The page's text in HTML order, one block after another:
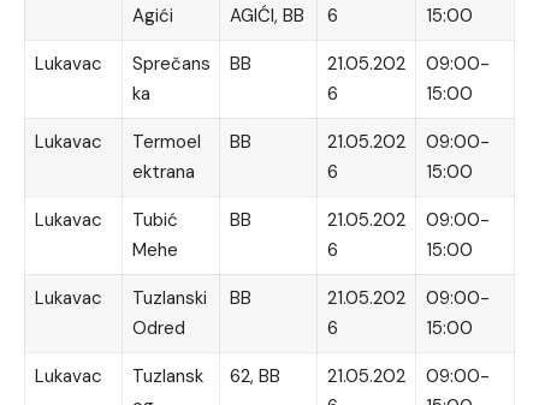
Agići
AGIĆI, BB
6
15:00
Lukavac
Sprečans
ka
BB
21.05.202
6
09:00-
15:00
Lukavac
Termoel
ektrana
BB
21.05.202
6
09:00-
15:00
Lukavac
Tubić
Mehe
BB
21.05.202
6
09:00-
15:00
Lukavac
Tuzlanski
Odred
BB
21.05.202
6
09:00-
15:00
Lukavac
Tuzlansk
62, BB
21.05.202
09:00-